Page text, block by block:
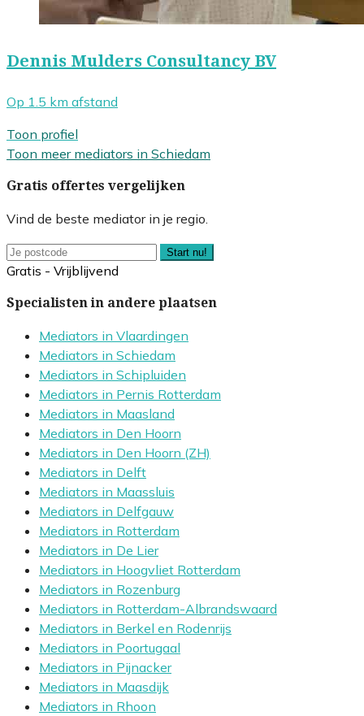
Dennis Mulders Consultancy BV
Op 1.5 km afstand
Toon profiel
Toon meer mediators in Schiedam
Gratis offertes vergelijken
Vind de beste mediator in je regio.
Start nu!
Gratis - Vrijblijvend
Specialisten in andere plaatsen
Mediators in Vlaardingen
Mediators in Schiedam
Mediators in Schipluiden
Mediators in Pernis Rotterdam
Mediators in Maasland
Mediators in Den Hoorn
Mediators in Den Hoorn (ZH)
Mediators in Delft
Mediators in Maassluis
Mediators in Delfgauw
Mediators in Rotterdam
Mediators in De Lier
Mediators in Hoogvliet Rotterdam
Mediators in Rozenburg
Mediators in Rotterdam-Albrandswaard
Mediators in Berkel en Rodenrijs
Mediators in Poortugaal
Mediators in Pijnacker
Mediators in Maasdijk
Mediators in Rhoon